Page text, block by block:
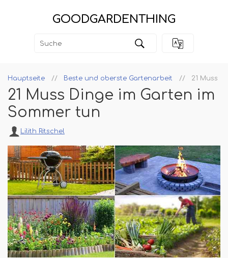
GOODGARDENTHING
Hauptseite Beste und oberste Gartenarbeit 21 Muss
21 Muss Dinge im Garten im
Sommer tun
Lilith Ritschel